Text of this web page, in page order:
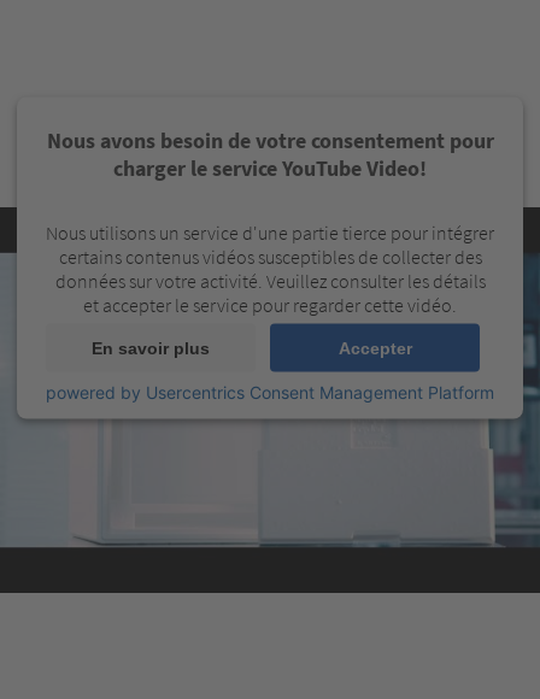
Nous avons besoin de votre consentement pour
charger le service YouTube Video!
Nous utilisons un service d'une partie tierce pour intégrer
certains contenus vidéos susceptibles de collecter des
données sur votre activité. Veuillez consulter les détails
et accepter le service pour regarder cette vidéo.
En savoir plus Accepter
powered by Usercentrics Consent Management Platform